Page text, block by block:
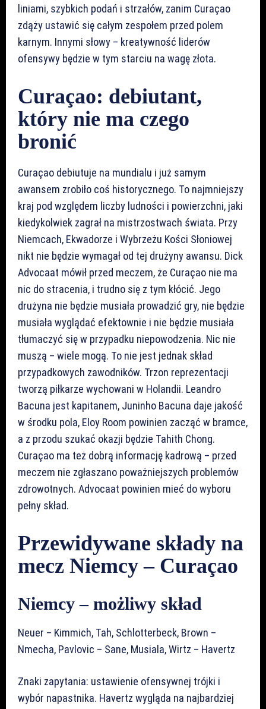
liniami, szybkich podań i strzałów, zanim Curaçao
zdąży ustawić się całym zespołem przed polem
karnym. Innymi słowy – kreatywność liderów
ofensywy będzie w tym starciu na wagę złota.
Curaçao: debiutant,
który nie ma czego
bronić
Curaçao debiutuje na mundialu i już samym
awansem zrobiło coś historycznego. To najmniejszy
kraj pod względem liczby ludności i powierzchni, jaki
kiedykolwiek zagrał na mistrzostwach świata. Przy
Niemcach, Ekwadorze i Wybrzeżu Kości Słoniowej
nikt nie będzie wymagał od tej drużyny awansu. Dick
Advocaat mówił przed meczem, że Curaçao nie ma
nic do stracenia, i trudno się z tym kłócić. Jego
drużyna nie będzie musiała prowadzić gry, nie będzie
musiała wyglądać efektownie i nie będzie musiała
tłumaczyć się w przypadku niepowodzenia. Nic nie
muszą – wiele mogą. To nie jest jednak skład
przypadkowych zawodników. Trzon reprezentacji
tworzą piłkarze wychowani w Holandii. Leandro
Bacuna jest kapitanem, Juninho Bacuna daje jakość
w środku pola, Eloy Room powinien zacząć w bramce,
a z przodu szukać okazji będzie Tahith Chong.
Curaçao ma też dobrą informację kadrową – przed
meczem nie zgłaszano poważniejszych problemów
zdrowotnych. Advocaat powinien mieć do wyboru
pełny skład.
Przewidywane składy na
mecz Niemcy – Curaçao
Niemcy – możliwy skład
Neuer – Kimmich, Tah, Schlotterbeck, Brown –
Nmecha, Pavlovic – Sane, Musiala, Wirtz – Havertz
Znaki zapytania: ustawienie ofensywnej trójki i
wybór napastnika. Havertz wygląda na najbardziej